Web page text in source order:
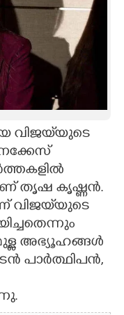
വിജയ്‌യുടെ
തൃഷ കൃഷ്ണൻ.
വിജയ്‌യുടെ
അഭ്യൂഹങ്ങൾ
പാർത്ഥിപൻ,